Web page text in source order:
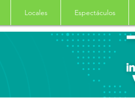
Locales Espectáculos